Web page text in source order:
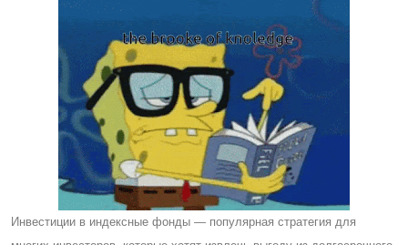
Инвестиции в индексные фонды — популярная стратегия для